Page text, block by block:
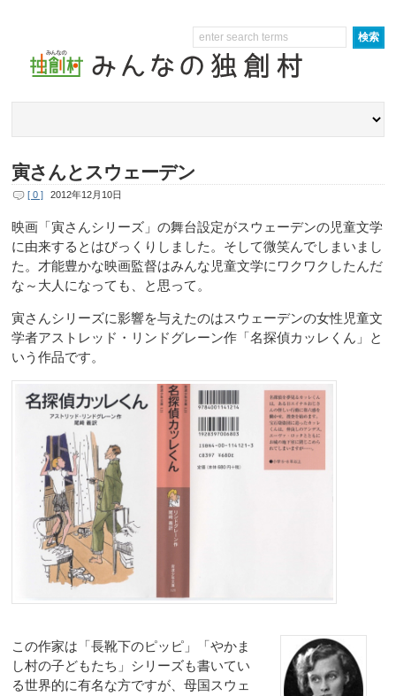
寅さんとスウェーデン
[ 0 ] 2012年12月10日
映画「寅さんシリーズ」の舞台設定がスウェーデンの児童文学
に由来するとはびっくりしました。そして微笑んでしまいまし
た。才能豊かな映画監督はみんな児童文学にワクワクしたんだ
な～大人になっても、と思って。
寅さんシリーズに影響を与えたのはスウェーデンの女性児童文
学者アストレッド・リンドグレーン作「名探偵カッレくん」と
いう作品です。
この作家は「長靴下のピッピ」「やかま
し村の子どもたち」シリーズも書いてい
る世界的に有名な方ですが、母国スウェ